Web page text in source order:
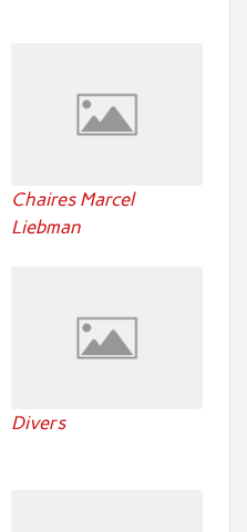
Chaires Marcel
Liebman
Divers